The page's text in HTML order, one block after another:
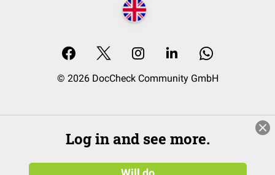
© 2026 DocCheck Community GmbH
Log in and see more.